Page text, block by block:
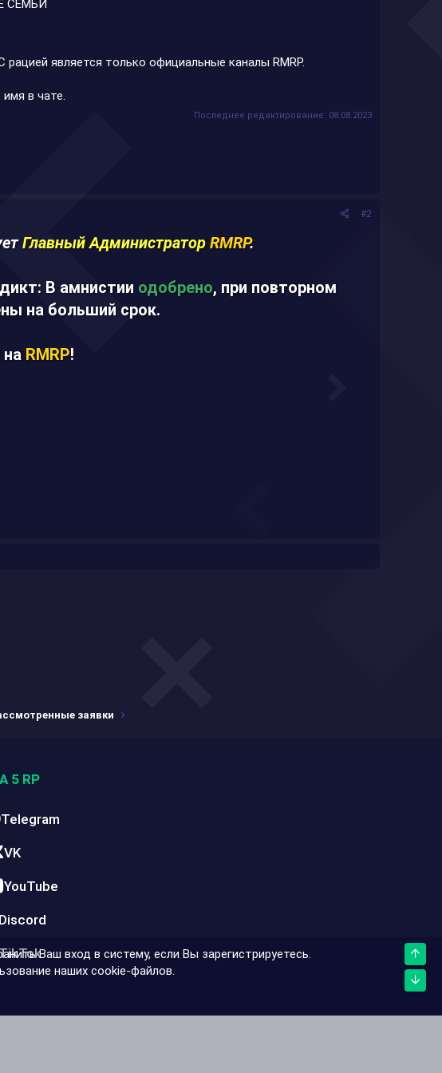
СЕМЬИ
является только официальные каналы RMRP.
в чате.
Последнее редактирование: 08.08.2023
#2
Главный Администратор RMRP.
В амнистии одобрено, при повторном
на больший срок.
RMRP!
заявки
5 RP
Telegram
VK
YouTube
Discord
Ваш вход в систему, если Вы зарегистрируетесь.
наших cookie-файлов.
Верх
Низ